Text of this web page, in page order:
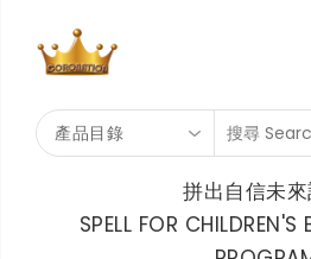
產品目錄
拼出自信未
SPELL FOR CHILDREN'S